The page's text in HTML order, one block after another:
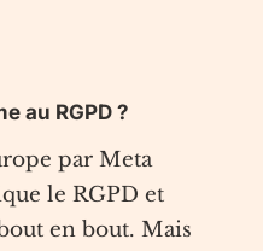
au RGPD ?
par Meta
le RGPD et
en bout. Mais